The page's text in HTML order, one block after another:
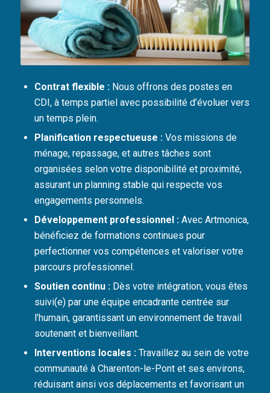
Contrat flexible :Nous offrons des postes en
CDI, à temps partiel avec possibilité d’évoluer vers
un temps plein.
Planification respectueuse :Vos missions de
ménage, repassage, et autres tâches sont
organisées selon votre disponibilité et proximité,
assurant un planning stable qui respecte vos
engagements personnels.
Développement professionnel :Avec Artmonica,
bénéficiez de formations continues pour
perfectionner vos compétences et valoriser votre
parcours professionnel.
Soutien continu :Dès votre intégration, vous êtes
suivi(e) par une équipe encadrante centrée sur
l’humain, garantissant un environnement de travail
soutenant et bienveillant.
Interventions locales :Travaillez au sein de votre
communauté à Charenton-le-Pont et ses environs,
réduisant ainsi vos déplacements et favorisant un